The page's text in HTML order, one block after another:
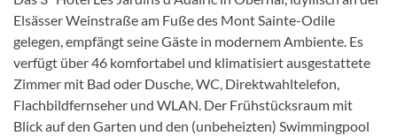
Elsässer Weinstraße am Fuße des Mont Sainte-Odile
gelegen, empfängt seine Gäste in modernem Ambiente. Es
verfügt über 46 komfortabel und klimatisiert ausgestattete
Zimmer mit Bad oder Dusche, WC, Direktwahltelefon,
Flachbildfernseher und WLAN. Der Frühstücksraum mit
Blick auf den Garten und den (unbeheizten) Swimmingpool